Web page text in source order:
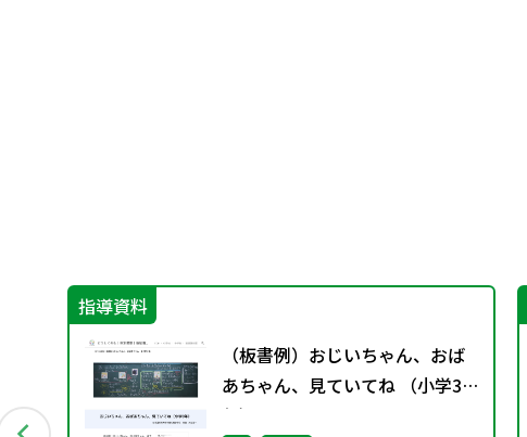
指導資料
（板書例）おじいちゃん、おば
あちゃん、見ていてね （小学3
年）